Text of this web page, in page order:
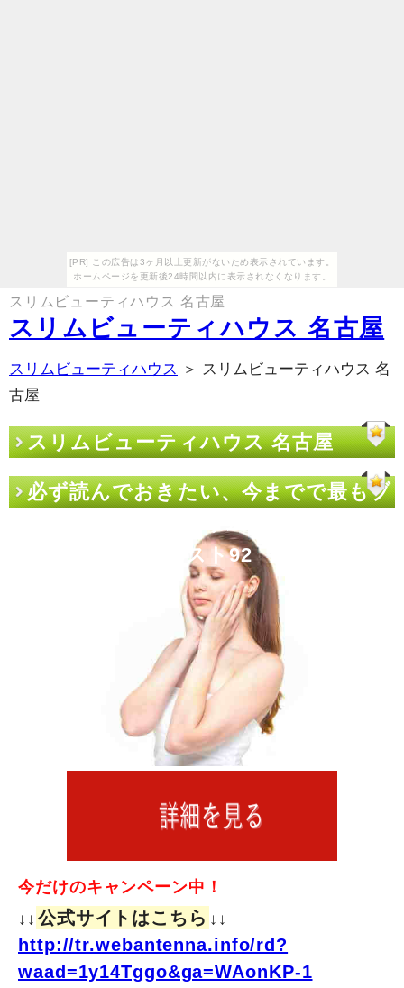
[PR] この広告は3ヶ月以上更新がないため表示されています。
ホームページを更新後24時間以内に表示されなくなります。
スリムビューティハウス 名古屋
スリムビューティハウス 名古屋
スリムビューティハウス ＞ スリムビューティハウス 名
古屋
スリムビューティハウス 名古屋
必ず読んでおきたい、今までで最もブ
ウス 名古屋の本ベスト92
今だけのキャンペーン中！
↓↓ 公式サイトはこちら ↓↓
http://tr.webantenna.info/rd?
waad=1y14Tggo&ga=WAonKP-1